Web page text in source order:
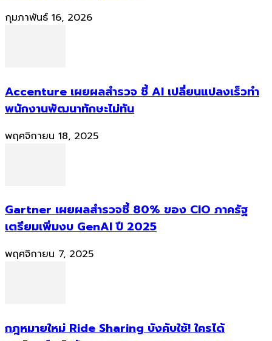
กุมภาพันธ์ 16, 2026
Accenture เผยผลสำรวจ ชี้ AI เปลี่ยนแปลงเร็วทำ
พนักงานพัฒนาทักษะไม่ทัน
พฤศจิกายน 18, 2025
Gartner เผยผลสำรวจชี้ 80% ของ CIO ภาครัฐ
เตรียมเพิ่มงบ GenAI ปี 2025
พฤศจิกายน 7, 2025
กฎหมายใหม่ Ride Sharing บังคับใช้! ใครได้